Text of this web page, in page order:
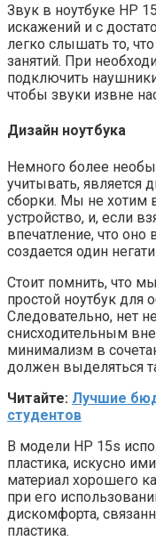
Звук в ноутбуке HP
искажений и с
легко слышать то,
занятий. При
подключить
чтобы звуки извне
Дизайн ноутбука
Немного более
учитывать, является
сборки. Мы не хотим
устройство, и, если
впечатление, что оно
создается один
Стоит помнить, что
простой ноутбук для
Следовательно, нет
снисходительным
минимализм в
должен выделяться
Читайте: Лучшие
студентов
В модели HP 15s
пластика, искусно
материал хорошего
при его
дискомфорта,
пластика.